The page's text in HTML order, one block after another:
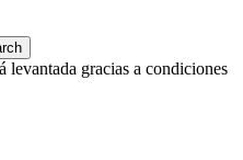
levantada gracias a condiciones